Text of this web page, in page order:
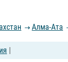
Алма-Ата
|